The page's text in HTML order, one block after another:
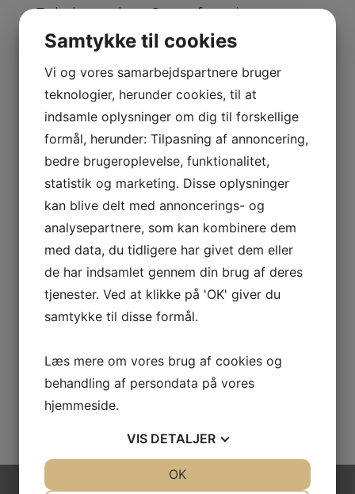
Enkeltværelse - Spørg for pris
Kontakt os for mulighederne
Telefon
E-mail *
Hvor mange skal rejse
Samtykke til cookies
Vi og vores samarbejdspartnere bruger
teknologier, herunder cookies, til at
indsamle oplysninger om dig til forskellige
formål, herunder: Tilpasning af annoncering,
bedre brugeroplevelse, funktionalitet,
statistik og marketing. Disse oplysninger
kan blive delt med annoncerings- og
analysepartnere, som kan kombinere dem
med data, du tidligere har givet dem eller
de har indsamlet gennem din brug af deres
tjenester. Ved at klikke på 'OK' giver du
samtykke til disse formål.
Læs mere om vores brug af cookies og
behandling af persondata på vores
hjemmeside.
VIS DETALJER
OK